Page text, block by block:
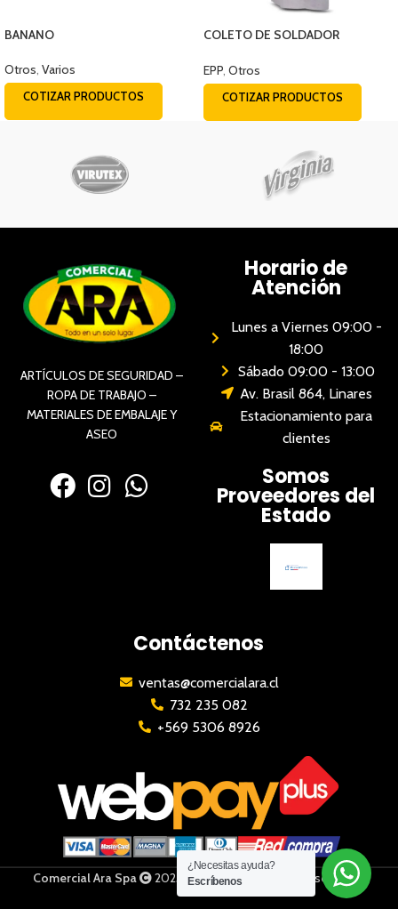
BANANO
Otros, Varios
COTIZAR PRODUCTOS
COLETO DE SOLDADOR
EPP Otros
COTIZAR PRODUCTOS
ARTÍCULOS DE SEGURIDAD –
ROPA DE TRABAJO –
MATERIALES DE EMBALAJE Y
ASEO
Horario de
Atención
Lunes a Viernes 09:00 -
18:00
Sábado 09:00 - 13:00
Av. Brasil 864, Linares
Estacionamiento para
clientes
Somos
Proveedores del
Estado
Contáctenos
ventas@comercialara.cl
732 235 082
+569 5306 8926
Comercial Ara Spa 2023 | Todos los derechos reservados
¿Necesitas ayuda?
Escríbenos